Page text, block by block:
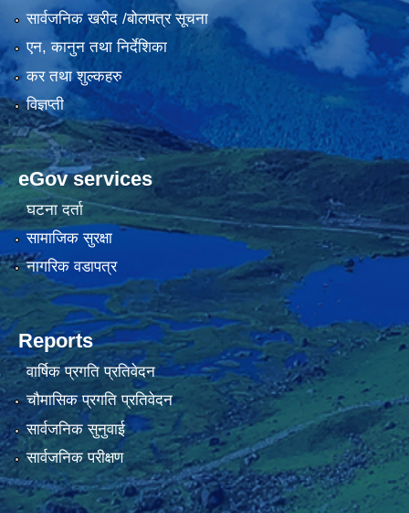
सार्वजनिक खरीद /बोलपत्र सूचना
एन, कानुन तथा निर्देशिका
कर तथा शुल्कहरु
विज्ञप्ती
eGov services
घटना दर्ता
सामाजिक सुरक्षा
नागरिक वडापत्र
Reports
वार्षिक प्रगति प्रतिवेदन
चौमासिक प्रगति प्रतिवेदन
सार्वजनिक सुनुवाई
सार्वजनिक परीक्षण